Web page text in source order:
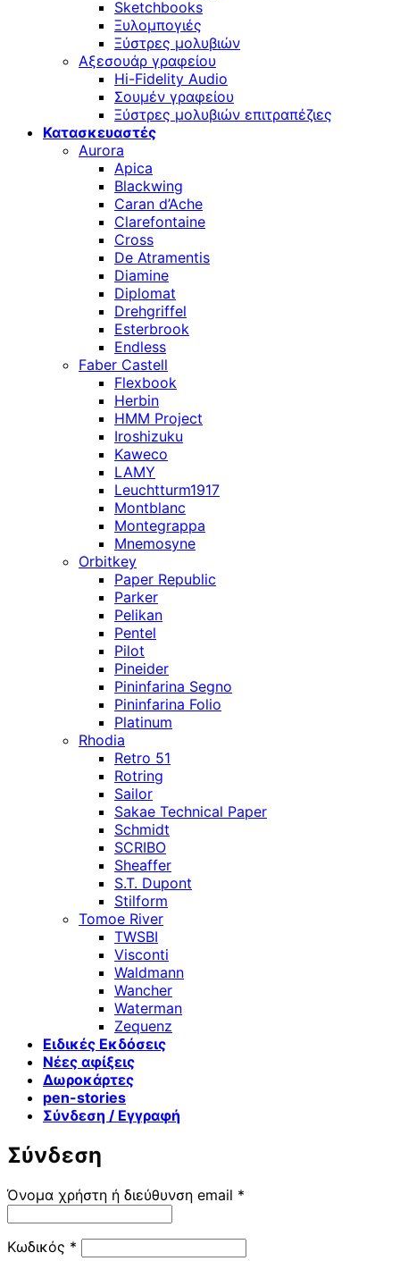
Sketchbooks
Ξυλομπογιές
Ξύστρες μολυβιών
Αξεσουάρ γραφείου
Hi-Fidelity Audio
Σουμέν γραφείου
Ξύστρες μολυβιών επιτραπέζιες
Κατασκευαστές
Aurora
Apica
Blackwing
Caran d’Ache
Clarefontaine
Cross
De Atramentis
Diamine
Diplomat
Drehgriffel
Esterbrook
Endless
Faber Castell
Flexbook
Herbin
HMM Project
Iroshizuku
Kaweco
LAMY
Leuchtturm1917
Montblanc
Montegrappa
Mnemosyne
Orbitkey
Paper Republic
Parker
Pelikan
Pentel
Pilot
Pineider
Pininfarina Segno
Pininfarina Folio
Platinum
Rhodia
Retro 51
Rotring
Sailor
Sakae Technical Paper
Schmidt
SCRIBO
Sheaffer
S.T. Dupont
Stilform
Tomoe River
TWSBI
Visconti
Waldmann
Wancher
Waterman
Zequenz
Ειδικές Εκδόσεις
Νέες αφίξεις
Δωροκάρτες
pen-stories
Σύνδεση / Εγγραφή
Σύνδεση
Όνομα χρήστη ή διεύθυνση email *
Κωδικός * Απαιτείται